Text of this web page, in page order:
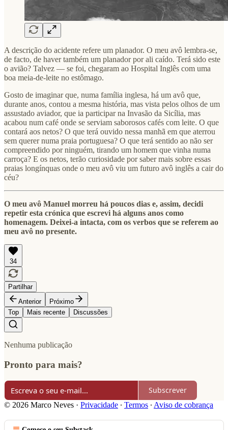
A descrição do acidente refere um planador. O meu avô lembra-se,
de facto, de haver também um planador por ali caído. Terá sido este
o avião? Talvez — se foi, chegaram ao Hospital Inglês com uma
boa meia-de-leite no estômago.
Gosto de imaginar que, numa família inglesa, há um avô que,
durante anos, contou a mesma história, mas vista pelos olhos de um
assustado aviador, que ia participar na Invasão da Sicília, mas
acabou num café onde se serviam saborosos cafés com leite. O que
contará aos netos? O que terá ouvido nessa manhã em que aterrou
sem querer numa praia portuguesa? O que terá sentido ao não ser
compreendido por ninguém, tirando um homem que vinha numa
carroça? E os netos, terão curiosidade por saber mais sobre essas
praias longínquas onde o meu avô viu um futuro avô inglês a cair do
céu?
O meu avô Manuel morreu há poucos dias e, assim, decidi
repetir esta crónica que escrevi há alguns anos como
homenagem. Deixei-a intacta, com os verbos que se referem ao
meu avô no presente.
34
Partilhar
Anterior
Próximo
Top
Mais recente Discussões
Nenhuma publicação
Pronto para mais?
Subscrever
© 2026 Marco Neves · Privacidade ∙ Termos ∙ Aviso de cobrança